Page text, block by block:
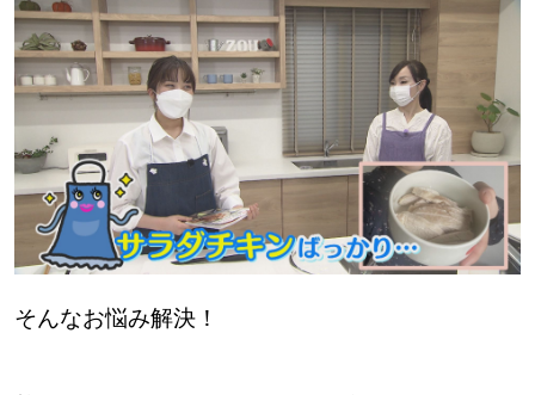
パートナーメディア Sitakkeパートナー
運営会社 広告掲載
情報提供・お問い合わせ
プライバシーポリシー
そんなお悩み解決！